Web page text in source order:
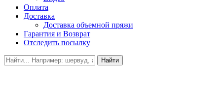
Оплата
Доставка
Доставка объемной пряжи
Гарантия и Возврат
Отследить посылку
Найти